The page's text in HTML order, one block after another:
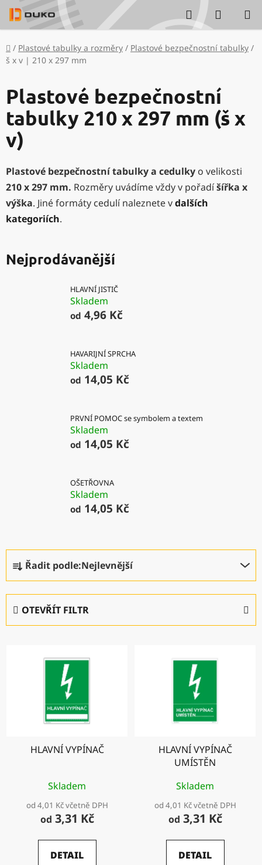
Přejít
na
obsah
Hledat
KOŠÍK
Domů
/ Plastové tabulky a rozměry / Plastové bezpečnostní tabulky /
š x v | 210 x 297 mm
Plastové bezpečnostní
tabulky 210 x 297 mm (š x
v)
Plastové bezpečnostní tabulky a cedulky o velikosti
210 x 297 mm. Rozměry uvádíme vždy v pořadíšířka x
výška. Jiné formáty cedulí naleznete vdalších
kategoriích.
Nejprodávanější
HLAVNÍ JISTIČ
Skladem
od 4,96 Kč
HAVARIJNÍ SPRCHA
Skladem
od 14,05 Kč
PRVNÍ POMOC se symbolem a textem
Skladem
od 14,05 Kč
OŠETŘOVNA
Skladem
od 14,05 Kč
Ř
z
Řadit podle:Nejlevnější
OTEVŘÍT FILTR
HLAVNÍ VYPÍNAČ
Skladem
od 4,01 Kč včetně DPH
od 3,31 Kč
DETAIL
HLAVNÍ VYPÍNAČ
UMÍSTĚN
Skladem
od 4,01 Kč včetně DPH
od 3,31 Kč
DETAIL